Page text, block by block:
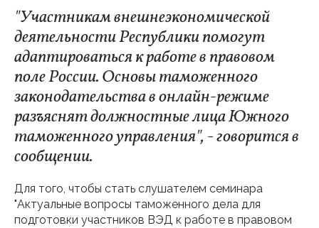
"Участникам внешнеэкономической
деятельности Республики помогут
адаптироваться к работе в правовом
поле России. Основы таможенного
законодательства в онлайн-режиме
разъяснят должностные лица Южного
таможенного управления", - говорится в
сообщении.
Для того, чтобы стать слушателем семинара
"Актуальные вопросы таможенного дела для
подготовки участников ВЭД к работе в правовом